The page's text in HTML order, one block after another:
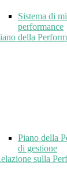
Sistema di
performance
della
Piano della
di gestione
sulla